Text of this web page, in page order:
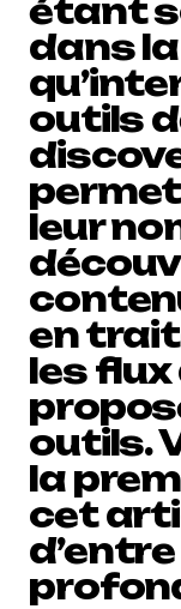
étant
dans la
outils
leur
en
les flux
outils.
la
cet